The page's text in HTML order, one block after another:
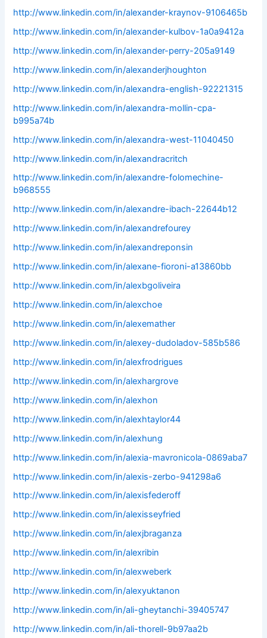
http://www.linkedin.com/in/alexander-kraynov-9106465b
http://www.linkedin.com/in/alexander-kulbov-1a0a9412a
http://www.linkedin.com/in/alexander-perry-205a9149
http://www.linkedin.com/in/alexanderjhoughton
http://www.linkedin.com/in/alexandra-english-92221315
http://www.linkedin.com/in/alexandra-mollin-cpa-
b995a74b
http://www.linkedin.com/in/alexandra-west-11040450
http://www.linkedin.com/in/alexandracritch
http://www.linkedin.com/in/alexandre-folomechine-
b968555
http://www.linkedin.com/in/alexandre-ibach-22644b12
http://www.linkedin.com/in/alexandrefourey
http://www.linkedin.com/in/alexandreponsin
http://www.linkedin.com/in/alexane-fioroni-a13860bb
http://www.linkedin.com/in/alexbgoliveira
http://www.linkedin.com/in/alexchoe
http://www.linkedin.com/in/alexemather
http://www.linkedin.com/in/alexey-dudoladov-585b586
http://www.linkedin.com/in/alexfrodrigues
http://www.linkedin.com/in/alexhargrove
http://www.linkedin.com/in/alexhon
http://www.linkedin.com/in/alexhtaylor44
http://www.linkedin.com/in/alexhung
http://www.linkedin.com/in/alexia-mavronicola-0869aba7
http://www.linkedin.com/in/alexis-zerbo-941298a6
http://www.linkedin.com/in/alexisfederoff
http://www.linkedin.com/in/alexisseyfried
http://www.linkedin.com/in/alexjbraganza
http://www.linkedin.com/in/alexribin
http://www.linkedin.com/in/alexweberk
http://www.linkedin.com/in/alexyuktanon
http://www.linkedin.com/in/ali-gheytanchi-39405747
http://www.linkedin.com/in/ali-thorell-9b97aa2b